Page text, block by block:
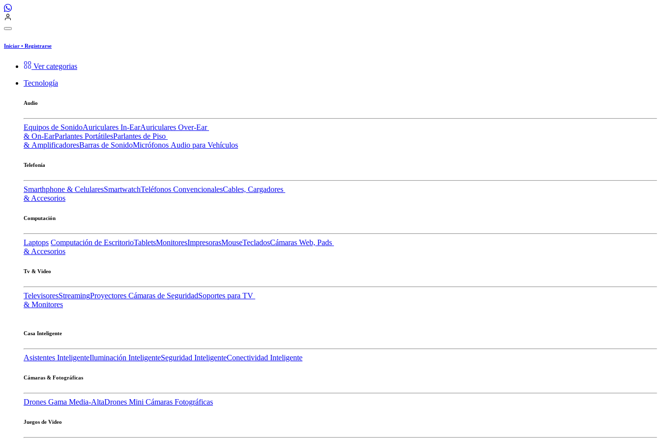
Iniciar • Registrarse
Ver categorias
Tecnología
Audio
Equipos de SonidoAuriculares In-EarAuriculares Over-Ear
& On-EarParlantes PortátilesParlantes de Piso
& AmplificadoresBarras de SonidoMicrófonos Audio para Vehículos
Telefonía
Smarthphone & CelularesSmartwatchTeléfonos ConvencionalesCables, Cargadores
& Accesorios
Computación
Laptops Computación de EscritorioTabletsMonitoresImpresorasMouseTecladosCámaras Web, Pads
& Accesorios
Tv & Video
TelevisoresStreamingProyectores Cámaras de SeguridadSoportes para TV
& Monitores
Casa Inteligente
Asistentes InteligenteIluminación InteligenteSeguridad InteligenteConectividad Inteligente
Cámaras & Fotográficas
Drones Gama Media-AltaDrones Mini Cámaras Fotográficas
Juegos de Video